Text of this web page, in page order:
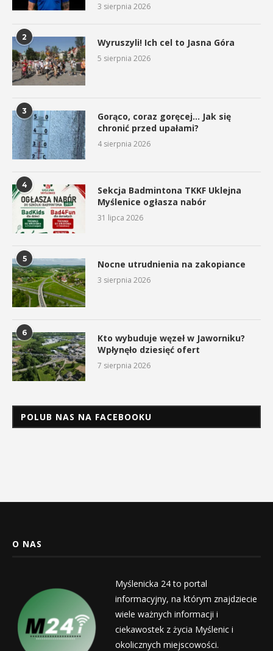
3 sierpnia 2026
2 Wyruszyli! Ich cel to Jasna Góra
5 sierpnia 2026
3
Gorąco, coraz goręcej… Jak się
chronić przed upałami?
4 sierpnia 2026
4
Sekcja Badmintona TKKF Uklejna
Myślenice ogłasza nabór
31 lipca 2026
5 Nocne utrudnienia na zakopiance
3 sierpnia 2026
6
Kto wybuduje węzeł w Jaworniku?
Wpłynęło dziesięć ofert
7 sierpnia 2026
POLUB NAS NA FACEBOOKU
O NAS
Myślenicka 24 to portal
informacyjny, na którym znajdziecie
wiele ważnych informacji i
ciekawostek z życia Myślenic i
okolicznych miejscowości.